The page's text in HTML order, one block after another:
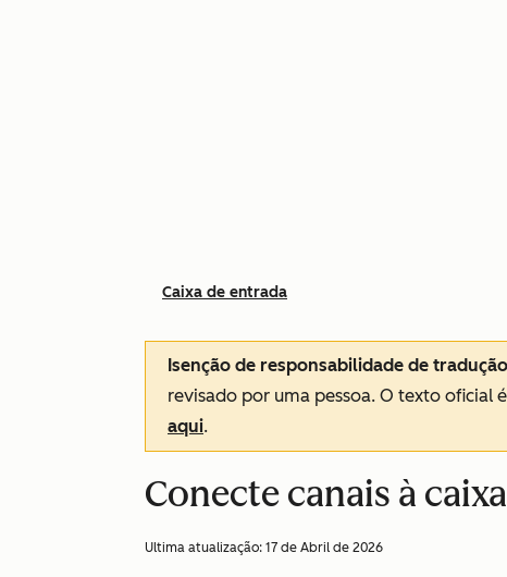
Caixa de entrada
Isenção de responsabilidade de tradução
revisado por uma pessoa. O texto oficial
aqui.
Conecte canais à
Ultima atualização: 17 de Abril de 2026